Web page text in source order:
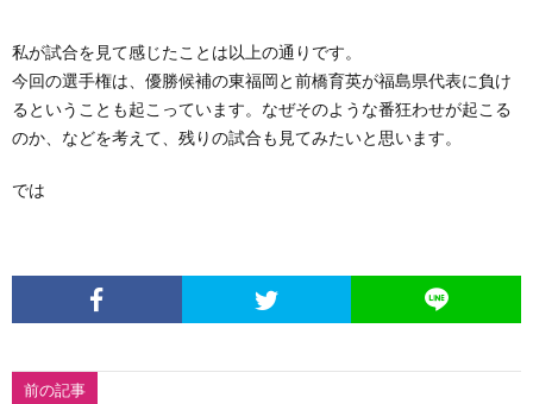
私が試合を見て感じたことは以上の通りです。
今回の選手権は、優勝候補の東福岡と前橋育英が福島県代表に負け
るということも起こっています。なぜそのような番狂わせが起こる
のか、などを考えて、残りの試合も見てみたいと思います。
では
前の記事